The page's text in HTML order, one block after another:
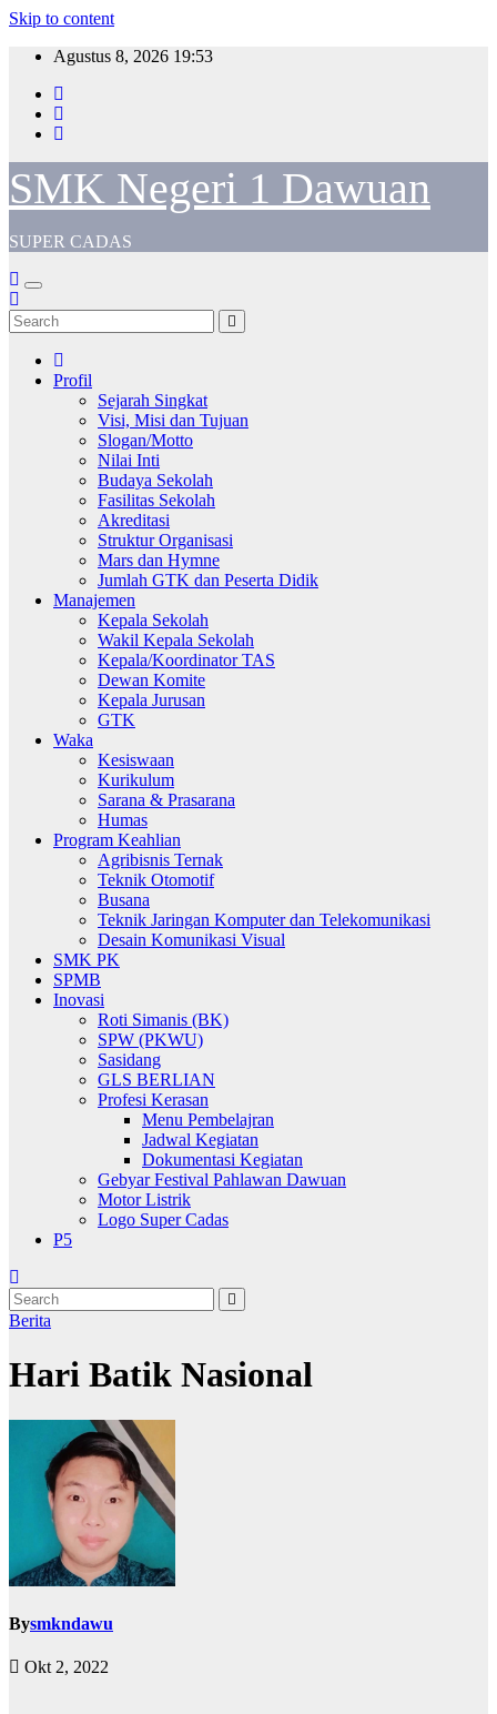
Skip to content
Agustus 8, 2026 19:53
SMK Negeri 1 Dawuan
SUPER CADAS
Profil
Sejarah Singkat
Visi, Misi dan Tujuan
Slogan/Motto
Nilai Inti
Budaya Sekolah
Fasilitas Sekolah
Akreditasi
Struktur Organisasi
Mars dan Hymne
Jumlah GTK dan Peserta Didik
Manajemen
Kepala Sekolah
Wakil Kepala Sekolah
Kepala/Koordinator TAS
Dewan Komite
Kepala Jurusan
GTK
Waka
Kesiswaan
Kurikulum
Sarana & Prasarana
Humas
Program Keahlian
Agribisnis Ternak
Teknik Otomotif
Busana
Teknik Jaringan Komputer dan Telekomunikasi
Desain Komunikasi Visual
SMK PK
SPMB
Inovasi
Roti Simanis (BK)
SPW (PKWU)
Sasidang
GLS BERLIAN
Profesi Kerasan
Menu Pembelajran
Jadwal Kegiatan
Dokumentasi Kegiatan
Gebyar Festival Pahlawan Dawuan
Motor Listrik
Logo Super Cadas
P5
Berita
Hari Batik Nasional
Bysmkndawu
Okt 2, 2022